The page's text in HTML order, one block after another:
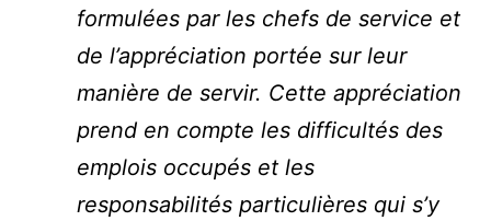
formulées par les chefs de service et
de l’appréciation portée sur leur
manière de servir. Cette appréciation
prend en compte les difficultés des
emplois occupés et les
responsabilités particulières qui s’y